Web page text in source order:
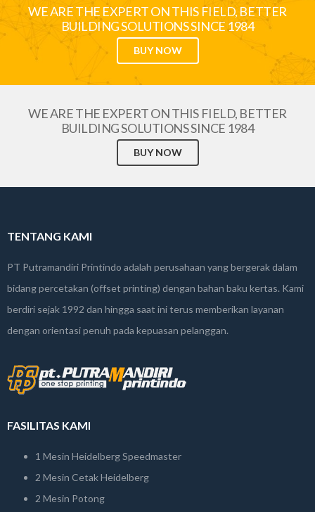
WE ARE THE EXPERT ON THIS FIELD, BETTER
BUILDING SOLUTIONS SINCE 1984
BUY NOW
WE ARE THE EXPERT ON THIS FIELD, BETTER
BUILDING SOLUTIONS SINCE 1984
BUY NOW
TENTANG KAMI
PT Putramandiri Printindo adalah perusahaan yang bergerak dalam
bidang percetakan (offset printing) dengan bahan baku kertas. Kami
berdiri sejak 1992 dan hingga saat ini terus memberikan layanan
dengan orientasi penuh pada kepuasan pelanggan.
FASILITAS KAMI
1 Mesin Heidelberg Speedmaster
2 Mesin Cetak Heidelberg
2 Mesin Potong